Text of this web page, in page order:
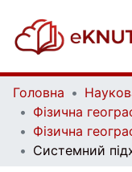
Головна